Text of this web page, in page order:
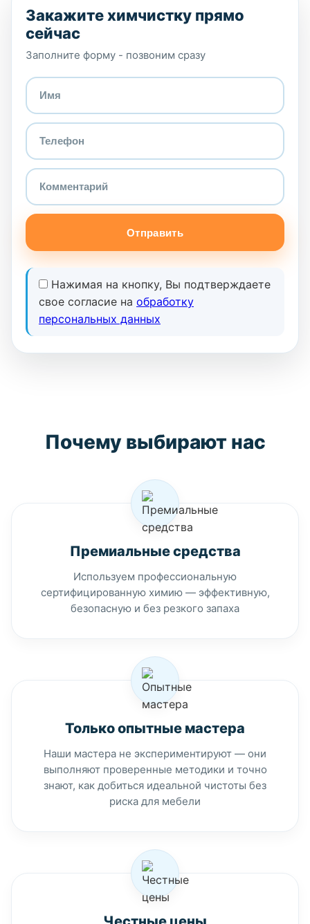
Закажите химчистку прямо
сейчас
Заполните форму - позвоним сразу
Отправить
Нажимая на кнопку, Вы подтверждаете
свое согласие на обработку
персональных данных
Почему выбирают нас
Премиальные средства
Используем профессиональную
сертифицированную химию — эффективную,
безопасную и без резкого запаха
Только опытные мастера
Наши мастера не экспериментируют — они
выполняют проверенные методики и точно
знают, как добиться идеальной чистоты без
риска для мебели